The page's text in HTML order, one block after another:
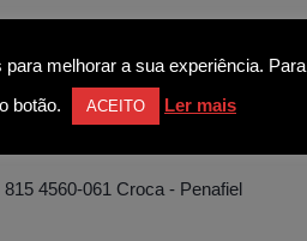
Line Aut.
4560-061 Croca - Penafiel
melhorar a sua experiência. Para
botão.
ACEITO Ler mais